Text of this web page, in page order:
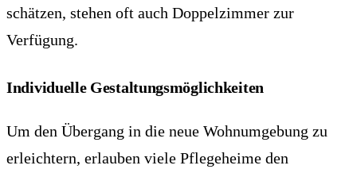
schätzen, stehen oft auch Doppelzimmer zur
Verfügung.
Individuelle Gestaltungsmöglichkeiten
Um den Übergang in die neue Wohnumgebung zu
erleichtern, erlauben viele Pflegeheime den